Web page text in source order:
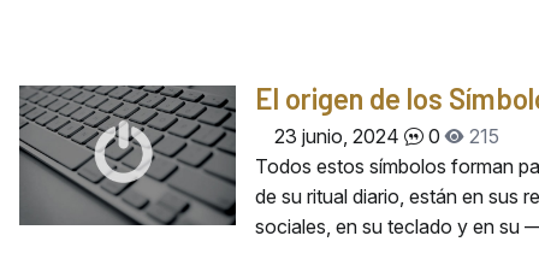
El origen de los
23 junio, 2024 0
215
Todos estos símbolos forman
de su ritual diario, están en sus
sociales, en su teclado y en su